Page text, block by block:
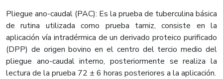
Pliegue ano-caudal (PAC): Es la prueba de tuberculina básica
de rutina utilizada como prueba tamiz, consiste en la
aplicación vía intradérmica de un derivado proteico purificado
(DPP) de origen bovino en el centro del tercio medio del
pliegue ano-caudal interno, posteriormente se realiza la
lectura de la prueba 72 ± 6 horas posteriores a la aplicación.